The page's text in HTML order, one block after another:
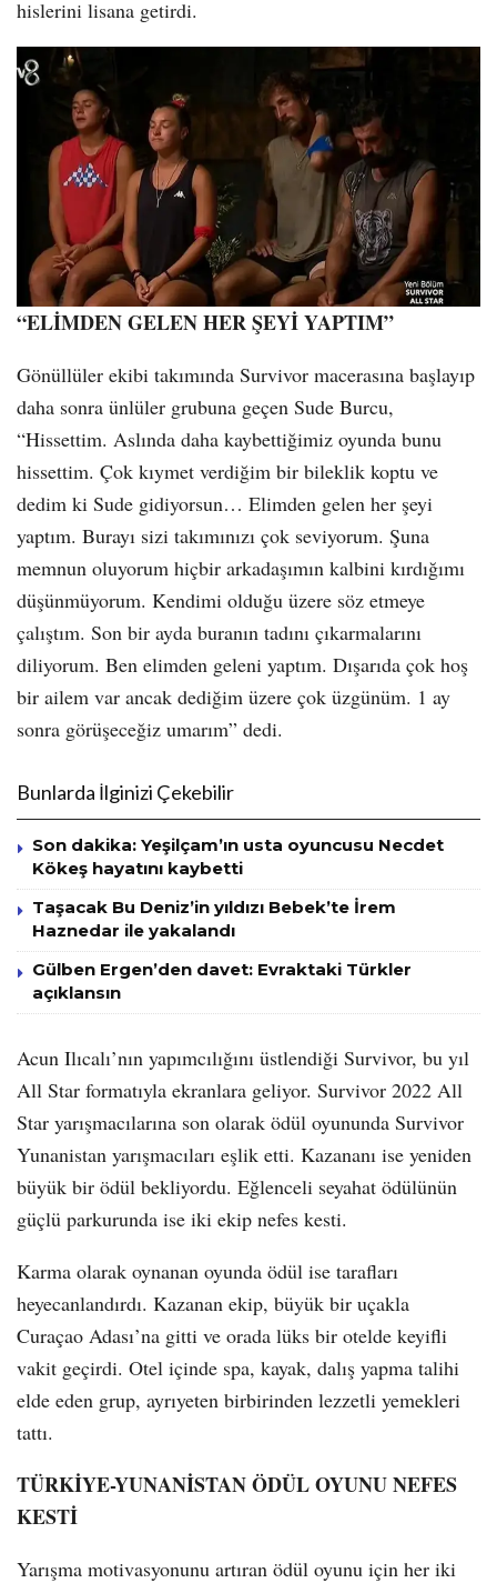
hislerini lisana getirdi.
“ELİMDEN GELEN HER ŞEYİ YAPTIM”
Gönüllüler ekibi takımında Survivor macerasına başlayıp
daha sonra ünlüler grubuna geçen Sude Burcu,
“Hissettim. Aslında daha kaybettiğimiz oyunda bunu
hissettim. Çok kıymet verdiğim bir bileklik koptu ve
dedim ki Sude gidiyorsun… Elimden gelen her şeyi
yaptım. Burayı sizi takımınızı çok seviyorum. Şuna
memnun oluyorum hiçbir arkadaşımın kalbini kırdığımı
düşünmüyorum. Kendimi olduğu üzere söz etmeye
çalıştım. Son bir ayda buranın tadını çıkarmalarını
diliyorum. Ben elimden geleni yaptım. Dışarıda çok hoş
bir ailem var ancak dediğim üzere çok üzgünüm. 1 ay
sonra görüşeceğiz umarım” dedi.
Bunlarda İlginizi Çekebilir
Son dakika: Yeşilçam’ın usta oyuncusu Necdet
Kökeş hayatını kaybetti
Taşacak Bu Deniz’in yıldızı Bebek’te İrem
Haznedar ile yakalandı
Gülben Ergen’den davet: Evraktaki Türkler
açıklansın
Acun Ilıcalı’nın yapımcılığını üstlendiği Survivor, bu yıl
All Star formatıyla ekranlara geliyor. Survivor 2022 All
Star yarışmacılarına son olarak ödül oyununda Survivor
Yunanistan yarışmacıları eşlik etti. Kazananı ise yeniden
büyük bir ödül bekliyordu. Eğlenceli seyahat ödülünün
güçlü parkurunda ise iki ekip nefes kesti.
Karma olarak oynanan oyunda ödül ise tarafları
heyecanlandırdı. Kazanan ekip, büyük bir uçakla
Curaçao Adası’na gitti ve orada lüks bir otelde keyifli
vakit geçirdi. Otel içinde spa, kayak, dalış yapma talihi
elde eden grup, ayrıyeten birbirinden lezzetli yemekleri
tattı.
TÜRKİYE-YUNANİSTAN ÖDÜL OYUNU NEFES
KESTİ
Yarışma motivasyonunu artıran ödül oyunu için her iki